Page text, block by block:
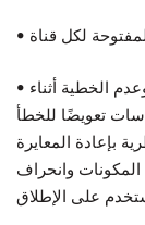
• يتم تسجيل أخطاء إزاحة دائرة الإدخال والكسب وعدم الخطية أثناء
تعويضًا للخطأ
بإعادة المعايرة
المكونات وانحراف